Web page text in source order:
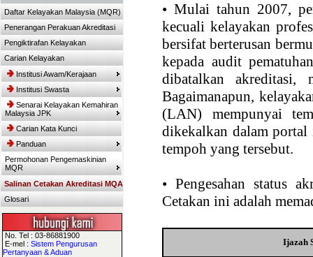
Daftar Kelayakan Malaysia (MQR)
Penerangan Perakuan Akreditasi
Pengiktirafan Kelayakan
Carian Kelayakan
Institusi Awam/Kerajaan
Institusi Swasta
Senarai Kelayakan Kemahiran
Malaysia JPK
Carian Kata Kunci
Panduan
Permohonan Pengemaskinian
MQR
Salinan Cetakan Akreditasi MQA
Glosari
No. Tel : 03-86881900
E-mel : Sistem Pengurusan
Pertanyaan & Aduan
• Mulai tahun 2007,
kecuali kelayakan
bersifat berterusan
kepada audit
dibatalkan akreditasi,
Bagaimanapun,
(LAN) mempunyai
dikekalkan dalam portal
tempoh yang tersebut.
• Pengesahan status
Cetakan ini adalah
Ijazah